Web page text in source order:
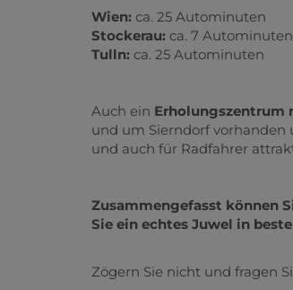
Wien: ca. 25 Autominuten
Stockerau: ca. 7 Autominuten
Tulln: ca. 25 Autominuten
Auch ein Erholungszentrum
und um Sierndorf
und auch für Radfahrer
Zusammengefasst können
Sie ein echtes Juwel in
Zögern Sie nicht und fragen